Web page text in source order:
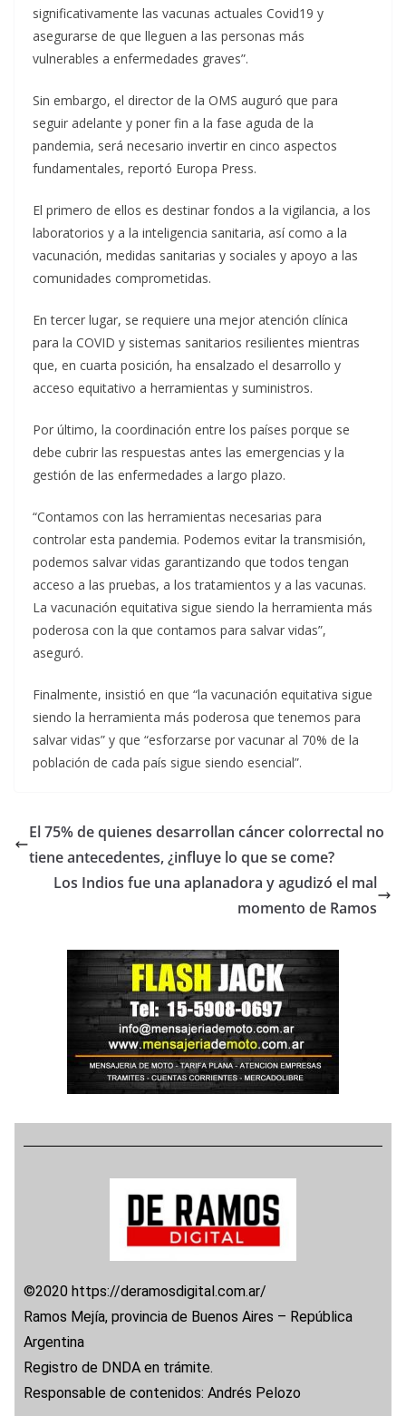
significativamente las vacunas actuales Covid19 y
asegurarse de que lleguen a las personas más
vulnerables a enfermedades graves”.
Sin embargo, el director de la OMS auguró que para
seguir adelante y poner fin a la fase aguda de la
pandemia, será necesario invertir en cinco aspectos
fundamentales, reportó Europa Press.
El primero de ellos es destinar fondos a la vigilancia, a los
laboratorios y a la inteligencia sanitaria, así como a la
vacunación, medidas sanitarias y sociales y apoyo a las
comunidades comprometidas.
En tercer lugar, se requiere una mejor atención clínica
para la COVID y sistemas sanitarios resilientes mientras
que, en cuarta posición, ha ensalzado el desarrollo y
acceso equitativo a herramientas y suministros.
Por último, la coordinación entre los países porque se
debe cubrir las respuestas antes las emergencias y la
gestión de las enfermedades a largo plazo.
“Contamos con las herramientas necesarias para
controlar esta pandemia. Podemos evitar la transmisión,
podemos salvar vidas garantizando que todos tengan
acceso a las pruebas, a los tratamientos y a las vacunas.
La vacunación equitativa sigue siendo la herramienta más
poderosa con la que contamos para salvar vidas”,
aseguró.
Finalmente, insistió en que “la vacunación equitativa sigue
siendo la herramienta más poderosa que tenemos para
salvar vidas” y que “esforzarse por vacunar al 70% de la
población de cada país sigue siendo esencial”.
El 75% de quienes desarrollan cáncer colorrectal no
tiene antecedentes, ¿influye lo que se come?
Los Indios fue una aplanadora y agudizó el mal
momento de Ramos
©2020 https://deramosdigital.com.ar/
Ramos Mejía, provincia de Buenos Aires – República
Argentina
Registro de DNDA en trámite.
Responsable de contenidos: Andrés Pelozo